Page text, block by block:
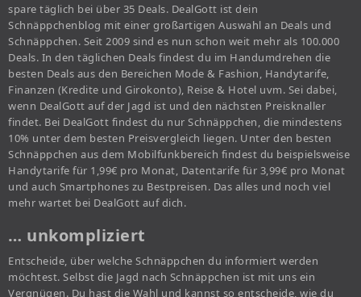
spare täglich bei über 35 Deals. DealGott ist dein
Schnäppchenblog mit einer großartigen Auswahl an Deals und
Schnäppchen. Seit 2009 sind es nun schon weit mehr als 100.000
Deals. In den täglichen Deals findest du im Handumdrehen die
besten Deals aus den Bereichen Mode & Fashion, Handytarife,
Finanzen (Kredite und Girokonto), Reise & Hotel uvm. Sei dabei,
wenn DealGott auf der Jagd ist und den nächsten Preisknaller
findet. Bei DealGott findest du nur Schnäppchen, die mindestens
10% unter dem besten Preisvergleich liegen. Unter den besten
Schnäppchen aus dem Mobilfunkbereich findest du beispielsweise
Handytarife für 1,99€ pro Monat, Datentarife für 3,99€ pro Monat
und auch Smartphones zu Bestpreisen. Das alles und noch viel
mehr wartet bei DealGott auf dich.
… unkompliziert
Entscheide, über welche Schnäppchen du informiert werden
möchtest. Selbst die Jagd nach Schnäppchen ist mit uns ein
Vergnügen. Du hast die Wahl und kannst so entscheide, wie du